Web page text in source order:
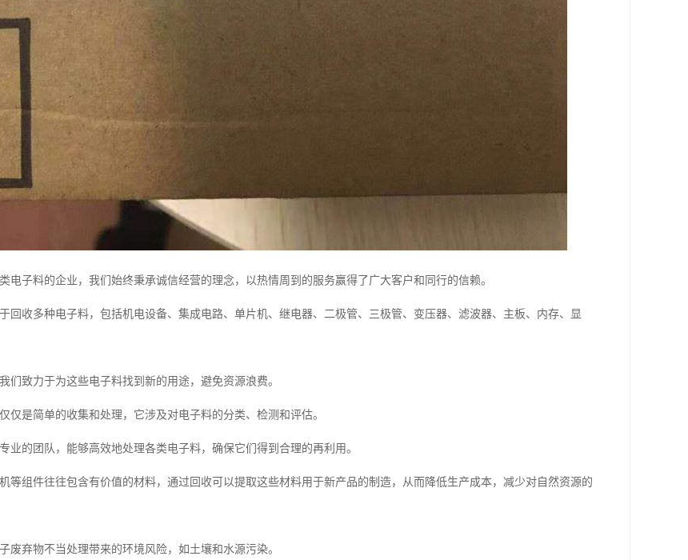
电子料的企业，我们始终秉承诚信经营的理念，以热情周到的服务赢得了广大客户和同行的信赖。
回收多种电子料，包括机电设备、集成电路、单片机、继电器、二极管、三极管、变压器、滤波器、主板、内存、显
们致力于为这些电子料找到新的用途，避免资源浪费。
仅是简单的收集和处理，它涉及对电子料的分类、检测和评估。
业的团队，能够高效地处理各类电子料，确保它们得到合理的再利用。
等组件往往包含有价值的材料，通过回收可以提取这些材料用于新产品的制造，从而降低生产成本，减少对自然资源的
废弃物不当处理带来的环境风险，如土壤和水源污染。